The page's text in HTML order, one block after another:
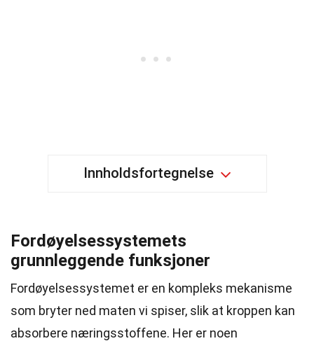
Innholdsfortegnelse
Fordøyelsessystemets
grunnleggende funksjoner
Fordøyelsessystemet er en kompleks mekanisme
som bryter ned maten vi spiser, slik at kroppen kan
absorbere næringsstoffene. Her er noen